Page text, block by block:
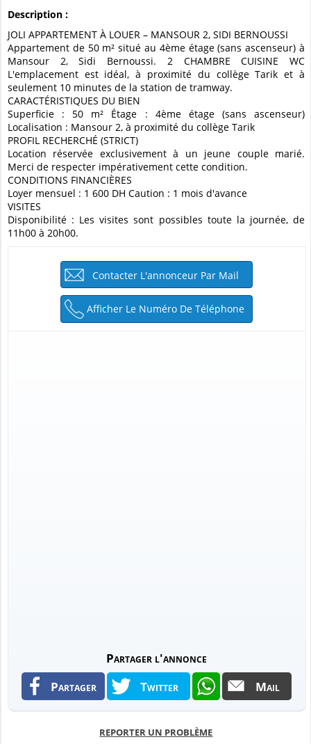
Description :
JOLI APPARTEMENT À LOUER – MANSOUR 2, SIDI BERNOUSSI
Appartement de 50 m² situé au 4ème étage (sans ascenseur) à
Mansour 2, Sidi Bernoussi. 2 CHAMBRE CUISINE WC
L'emplacement est idéal, à proximité du collège Tarik et à
seulement 10 minutes de la station de tramway.
CARACTÉRISTIQUES DU BIEN
Superficie : 50 m² Étage : 4ème étage (sans ascenseur)
Localisation : Mansour 2, à proximité du collège Tarik
PROFIL RECHERCHÉ (STRICT)
Location réservée exclusivement à un jeune couple marié.
Merci de respecter impérativement cette condition.
CONDITIONS FINANCIÈRES
Loyer mensuel : 1 600 DH Caution : 1 mois d'avance
VISITES
Disponibilité : Les visites sont possibles toute la journée, de
11h00 à 20h00.
Contacter L'annonceur Par Mail
Partager l'annonce
Partager Twitter Mail
REPORTER UN PROBLÈME